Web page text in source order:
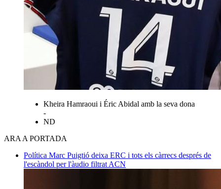
Kheira Hamraoui i Éric Abidal amb la seva dona
-
ND
ARA A PORTADA
Política Marc Puigtió deixa ERC i tots els càrrecs després de
l'escàndol per l'àudio filtrat ACN